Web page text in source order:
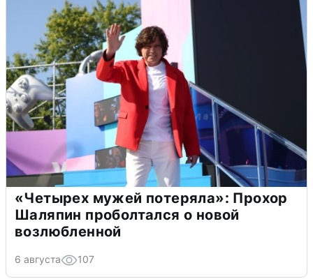
«Четырех мужей потеряла»: Прохор
Шаляпин проболтался о новой
возлюбленной
6 августа 107